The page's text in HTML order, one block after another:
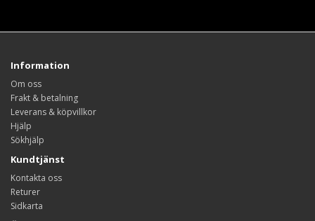
Information
Om oss
Frakt & betalning
Leverans & köpvillkor
Hjälp
Sökhjälp
Kundtjänst
Kontakta oss
Returer
Sidkarta